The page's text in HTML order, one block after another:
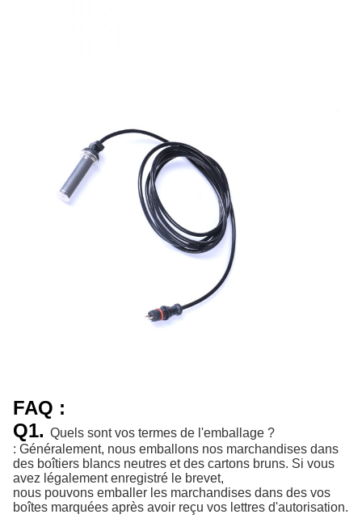
FAQ :
Q1. Quels sont vos termes de l'emballage ?
: Généralement, nous emballons nos marchandises dans
des boîtiers blancs neutres et des cartons bruns. Si vous
avez légalement enregistré le brevet,
nous pouvons emballer les marchandises dans des vos
boîtes marquées après avoir reçu vos lettres d'autorisation.